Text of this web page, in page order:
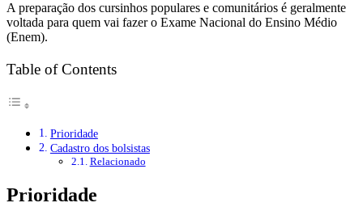
A preparação dos cursinhos populares e comunitários é geralmente
voltada para quem vai fazer o Exame Nacional do Ensino Médio
(Enem).
Table of Contents
Prioridade
Cadastro dos bolsistas
Relacionado
Prioridade